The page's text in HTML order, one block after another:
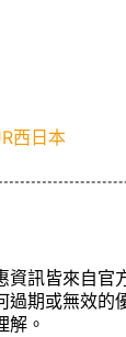
西日本
資訊皆來自官
過期或無效的
解。